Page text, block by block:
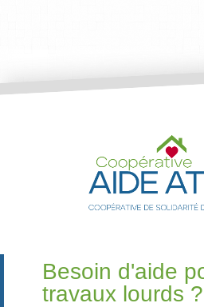
Besoin d'aide
travaux lourds ?